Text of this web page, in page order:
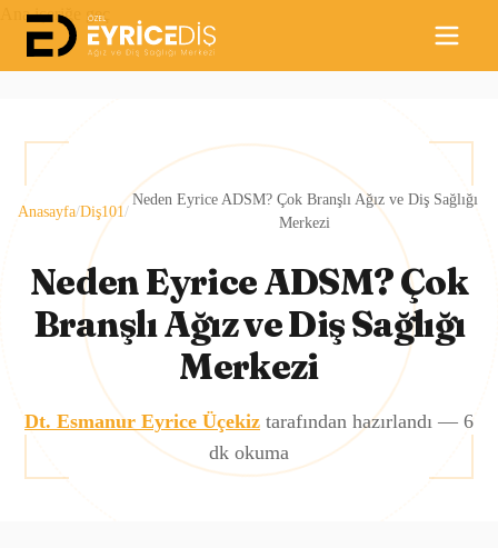
Ana içeriğe geç
Anasayfa/Diş101/
Neden Eyrice ADSM? Çok Branşlı Ağız ve Diş Sağlığı
Merkezi
Neden Eyrice ADSM? Çok
Branşlı Ağız ve Diş Sağlığı
Merkezi
Dt. Esmanur Eyrice Üçekiz tarafından hazırlandı — 6
dk okuma